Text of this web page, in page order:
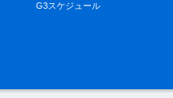
G3スケジュール